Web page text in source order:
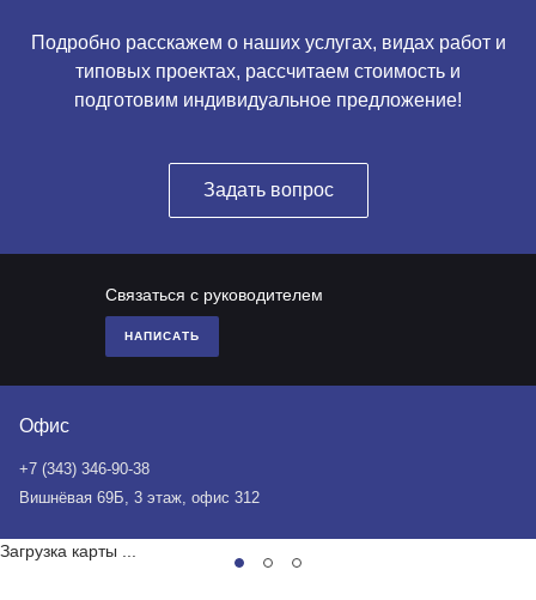
Подробно расскажем о наших услугах, видах работ и
типовых проектах, рассчитаем стоимость и
подготовим индивидуальное предложение!
Задать вопрос
Связаться с руководителем
НАПИСАТЬ
Офис
+7 (343) 346-90-38
Вишнёвая 69Б, 3 этаж, офис 312
Загрузка карты ...